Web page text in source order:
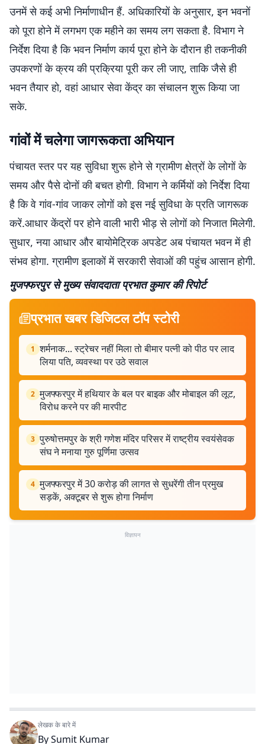
उनमें से कई अभी निर्माणाधीन हैं. अधिकारियों के अनुसार, इन भवनों
को पूरा होने में लगभग एक महीने का समय लग सकता है. विभाग ने
निर्देश दिया है कि भवन निर्माण कार्य पूरा होने के दौरान ही तकनीकी
उपकरणों के क्रय की प्रक्रिया पूरी कर ली जाए, ताकि जैसे ही
भवन तैयार हो, वहां आधार सेवा केंद्र का संचालन शुरू किया जा
सके.
गांवों में चलेगा जागरूकता अभियान
पंचायत स्तर पर यह सुविधा शुरू होने से ग्रामीण क्षेत्रों के लोगों के
समय और पैसे दोनों की बचत होगी. विभाग ने कर्मियों को निर्देश दिया
है कि वे गांव-गांव जाकर लोगों को इस नई सुविधा के प्रति जागरूक
करें.आधार केंद्रों पर होने वाली भारी भीड़ से लोगों को निजात मिलेगी.
सुधार, नया आधार और बायोमेट्रिक अपडेट अब पंचायत भवन में ही
संभव होगा. ग्रामीण इलाकों में सरकारी सेवाओं की पहुंच आसान होगी.
मुजफ्फरपुर से मुख्य संवाददाता प्रभात कुमार की रिपोर्ट
प्रभात खबर डिजिटल टॉप स्टोरी
1 शर्मनाक... स्ट्रेचर नहीं मिला तो बीमार पत्नी को पीठ पर लाद
लिया पति, व्यवस्था पर उठे सवाल
2 मुजफ्फरपुर में हथियार के बल पर बाइक और मोबाइल की लूट,
विरोध करने पर की मारपीट
3 पुरुषोत्तमपुर के श्री गणेश मंदिर परिसर में राष्ट्रीय स्वयंसेवक
संघ ने मनाया गुरु पूर्णिमा उत्सव
4 मुजफ्फरपुर में 30 करोड़ की लागत से सुधरेंगी तीन प्रमुख
सड़कें, अक्टूबर से शुरू होगा निर्माण
विज्ञापन
लेखक के बारे में
BySumit Kumar